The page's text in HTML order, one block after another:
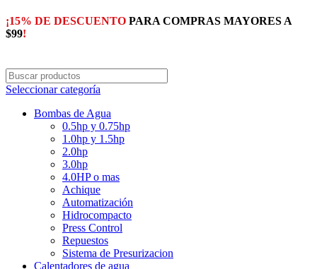
¡15% DE DESCUENTO PARA COMPRAS MAYORES A
$99!
Seleccionar categoría
Bombas de Agua
0.5hp y 0.75hp
1.0hp y 1.5hp
2.0hp
3.0hp
4.0HP o mas
Achique
Automatización
Hidrocompacto
Press Control
Repuestos
Sistema de Presurizacion
Calentadores de agua